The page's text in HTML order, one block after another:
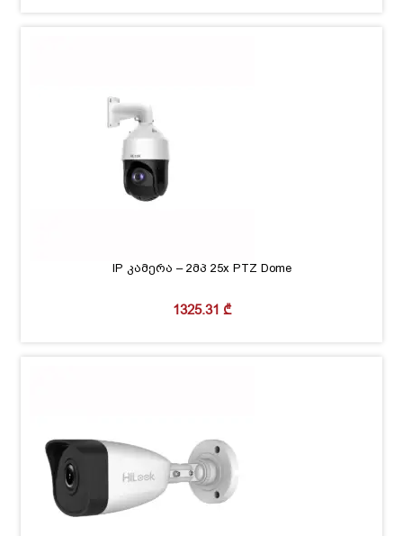
IP კამერა – 2მპ 25x PTZ Dome
1325.31 ₾